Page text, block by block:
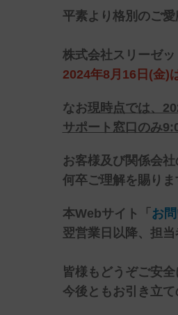
平素より格別のご愛
株式会社スリーゼ
2024年8月16日(金)
なお現時点では、
サポート窓口のみ
お客様及び関係会
何卒ご理解を賜りま
本Webサイト「 お
翌営業日以降、担当
皆様もどうぞご安全
今後ともお引き立て